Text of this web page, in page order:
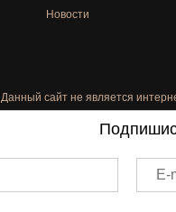
Новости
Данный сайт не является
E-